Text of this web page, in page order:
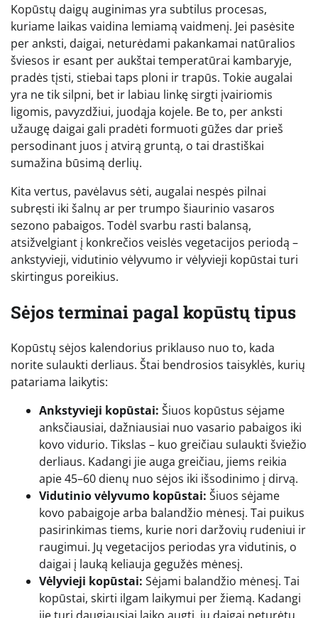
Kopūstų daigų auginimas yra subtilus procesas,
kuriame laikas vaidina lemiamą vaidmenį. Jei pasėsite
per anksti, daigai, neturėdami pakankamai natūralios
šviesos ir esant per aukštai temperatūrai kambaryje,
pradės tįsti, stiebai taps ploni ir trapūs. Tokie augalai
yra ne tik silpni, bet ir labiau linkę sirgti įvairiomis
ligomis, pavyzdžiui, juodąja kojele. Be to, per anksti
užaugę daigai gali pradėti formuoti gūžes dar prieš
persodinant juos į atvirą gruntą, o tai drastiškai
sumažina būsimą derlių.
Kita vertus, pavėlavus sėti, augalai nespės pilnai
subręsti iki šalnų ar per trumpo šiaurinio vasaros
sezono pabaigos. Todėl svarbu rasti balansą,
atsižvelgiant į konkrečios veislės vegetacijos periodą –
ankstyvieji, vidutinio vėlyvumo ir vėlyvieji kopūstai turi
skirtingus poreikius.
Sėjos terminai pagal kopūstų tipus
Kopūstų sėjos kalendorius priklauso nuo to, kada
norite sulaukti derliaus. Štai bendrosios taisyklės, kurių
patariama laikytis:
Ankstyvieji kopūstai: Šiuos kopūstus sėjame
anksčiausiai, dažniausiai nuo vasario pabaigos iki
kovo vidurio. Tikslas – kuo greičiau sulaukti šviežio
derliaus. Kadangi jie auga greičiau, jiems reikia
apie 45–60 dienų nuo sėjos iki išsodinimo į dirvą.
Vidutinio vėlyvumo kopūstai: Šiuos sėjame
kovo pabaigoje arba balandžio mėnesį. Tai puikus
pasirinkimas tiems, kurie nori daržovių rudeniui ir
raugimui. Jų vegetacijos periodas yra vidutinis, o
daigai į lauką keliauja gegužės mėnesį.
Vėlyvieji kopūstai: Sėjami balandžio mėnesį. Tai
kopūstai, skirti ilgam laikymui per žiemą. Kadangi